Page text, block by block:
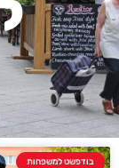
בודפשט למשפחות